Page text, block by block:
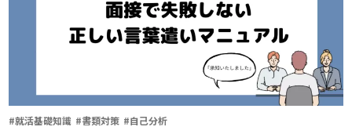
#就活基礎知識 #書類対策 #自己分析